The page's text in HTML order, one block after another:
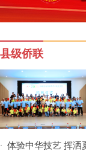
县级侨联
· 体验中华技艺 挥